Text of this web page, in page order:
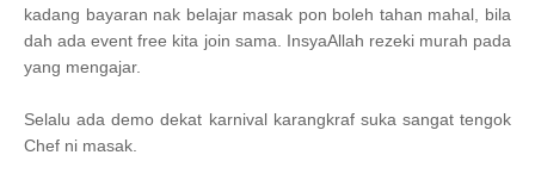
kadang bayaran nak belajar masak pon boleh tahan mahal, bila
dah ada event free kita join sama. InsyaAllah rezeki murah pada
yang mengajar.
Selalu ada demo dekat karnival karangkraf suka sangat tengok
Chef ni masak.